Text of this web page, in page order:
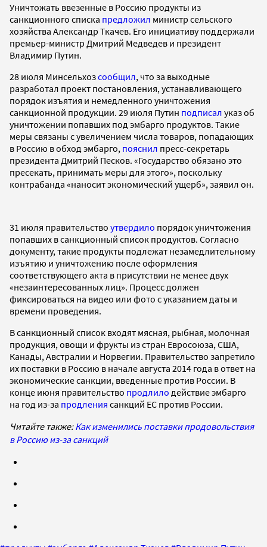
Уничтожать ввезенные в Россию продукты из
санкционного списка предложил министр сельского
хозяйства Александр Ткачев. Его инициативу поддержали
премьер-министр Дмитрий Медведев и президент
Владимир Путин.
28 июля Минсельхозсообщил, что за выходные
разработал проект постановления, устанавливающего
порядок изъятия и немедленного уничтожения
санкционной продукции. 29 июля Путин подписал указ об
уничтожении попавших под эмбарго продуктов. Такие
меры связаны с увеличением числа товаров, попадающих
в Россию в обход эмбарго, пояснил пресс-секретарь
президента Дмитрий Песков. «Государство обязано это
пресекать, принимать меры для этого», поскольку
контрабанда «наносит экономический ущерб», заявил он.
31 июля правительство утвердило порядок уничтожения
попавших в санкционный список продуктов. Согласно
документу, такие продукты подлежат незамедлительному
изъятию и уничтожению после оформления
соответствующего акта в присутствии не менее двух
«незаинтересованных лиц». Процесс должен
фиксироваться на видео или фото с указанием даты и
времени проведения.
В санкционный список входят мясная, рыбная, молочная
продукция, овощи и фрукты из стран Евросоюза, США,
Канады, Австралии и Норвегии. Правительство запретило
их поставки в Россию в начале августа 2014 года в ответ на
экономические санкции, введенные против России. В
конце июня правительство продлило действие эмбарго
на год из-за продления санкций ЕС против России.
Читайте также:Как изменились поставки продовольствия
в Россию из-за санкций